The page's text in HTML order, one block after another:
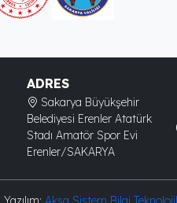
ADRES
Sakarya Büyükşehir
Belediyesi Erenler Atatürk
Stadı Amatör Spor Evi
Erenler/SAKARYA